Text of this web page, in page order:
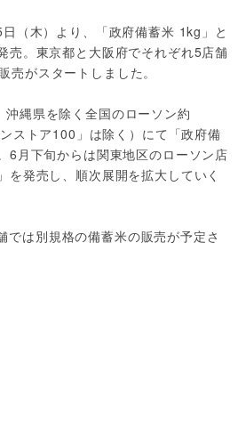
（木）より、「政府備蓄米 1kg」と
売。東京都と大阪府でそれぞれ5店舗
売がスタートしました。
縄県を除く全国のローソン約
ストア100」は除く）にて「政府備
6月下旬からは関東地区のローソン店
発売し、順次展開を拡大していく
では別規格の備蓄米の販売が予定さ